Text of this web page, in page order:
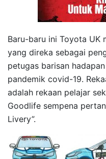
Baru-baru ini Toyota UK
yang direka sebagai
petugas barisan
pandemik covid-19.
adalah rekaan pelajar
Goodlife sempena
Livery”.